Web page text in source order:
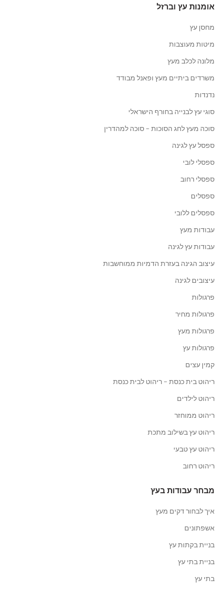
אומנות עץ וברזל
מחסן עץ
מיטות מעוצבות
מלונה לכלב מעץ
משרדים ביתיים מעץ ופאנל מבודד
נדנדות
סוגי עץ לבנייה בחורף הישראלי
סוכה מעץ לחג הסוכות – סוכה למהדרין
ספסל עץ לגינה
ספסלי לובי
ספסלי רחוב
ספסלים
ספסלים ללובי
עבודות מעץ
עבודות עץ לגינה
עיצוב הגינה בעזרת הדמיות ממוחשבות
עיצובים לגינה
פרגולות
פרגולות מחיר
פרגולות מעץ
פרגולות עץ
קמין עצים
ריהוט בית כנסת – ריהוט לבית כנסת
ריהוט לילדים
ריהוט ממוחזר
ריהוט עץ בשילוב מתכת
ריהוט עץ טבעי
ריהוט רחוב
מבחר עבודות בעץ
איך לבחור דקים מעץ
אשפתונים
בניית בקתות עץ
בניית בתי עץ
בתי עץ